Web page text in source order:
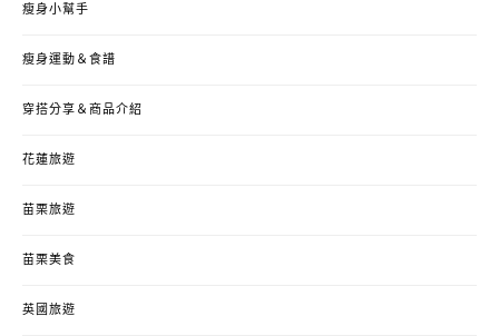
瘦身小幫手
瘦身運動＆食譜
穿搭分享＆商品介紹
花蓮旅遊
苗栗旅遊
苗栗美食
英國旅遊